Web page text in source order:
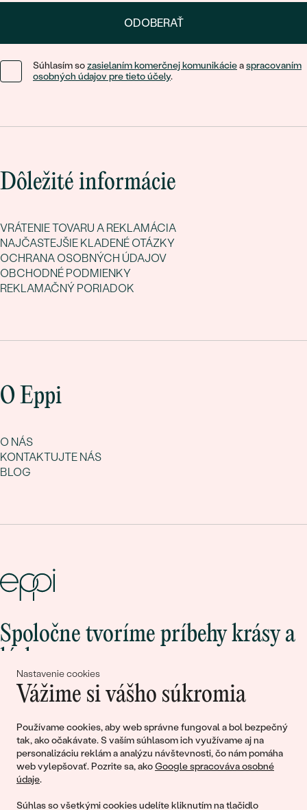
Nastavenie cookies
Vážime si vášho súkromia
Používame cookies, aby web správne fungoval a bol bezpečný
tak, ako očakávate. S vaším súhlasom ich využívame aj na
personalizáciu reklám a analýzu návštevnosti, čo nám pomáha
web vylepšovať. Pozrite sa, akoGoogle spracováva osobné
údaje.
Súhlas so všetkými cookies udelíte kliknutím na tlačidlo
ODOBERAŤ
Súhlasím sozasielaním komerčnej komunikácieaspracovaním
osobných údajov pre tieto účely.
Dôležité informácie
VRÁTENIE TOVARU A REKLAMÁCIA
NAJČASTEJŠIE KLADENÉ OTÁZKY
OCHRANA OSOBNÝCH ÚDAJOV
OBCHODNÉ PODMIENKY
REKLAMAČNÝ PORIADOK
O Eppi
O NÁS
KONTAKTUJTE NÁS
BLOG
Spoločne tvoríme príbehy krásy a
Pripojte sa k nám!